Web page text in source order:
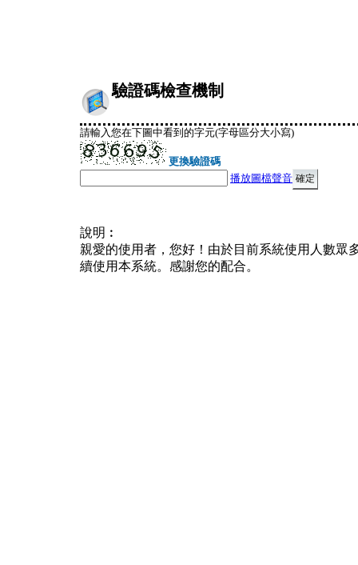
驗證碼檢查機制
請輸入您在下圖中看到的字元(字母區分大小寫)
更換驗證碼
播放圖檔聲音
說明︰
親愛的使用者，您好！由於目前系統使用人數眾
續使用本系統。感謝您的配合。